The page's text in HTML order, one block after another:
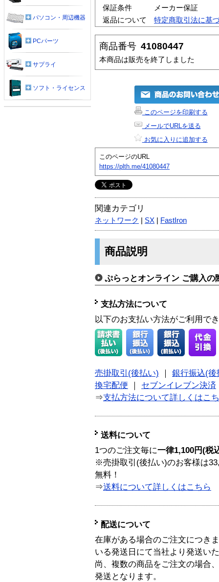
保証条件
メーカー保証
返品について
特定商取引法に基
商品番号 41080447
本商品は販売を終了しました
このページを印刷する
メールでURLを送る
お気に入りに追加する
このページのURL
https://plth.me/41080447
関連カテゴリ
ネットワーク SX FastIron
商品説明
ぷらっとオンライン ご購入の
支払方法について
以下のお支払い方法がご利用で
売掛取引(後払い)
銀行振込(後
換宅配便
セブンイレブン決済
⇒支払方法について詳しくはこ
送料について
1つのご注文毎に一律1,100円(税
※売掛取引(後払い)のお客様は
無料！
⇒送料について詳しくはこちら
配送について
在庫がある場合のご注文につき
いる発送日にて当社より発送い
尚、複数の商品をご注文の場合
発送となります。
パソコン・周辺機器
PCパーツ
サプライ
ソフト・ライセンス